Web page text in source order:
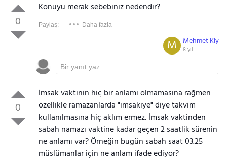
0
Konuyu merak sebebiniz nedendir?
Paylaş: Daha fazla
Mehmet Kly
8 yıl
M
0
İmsak vaktinin hiç bir anlamı olmamasına rağmen
özellikle ramazanlarda "imsakiye" diye takvim
kullanılmasına hiç aklım ermez. İmsak vaktinden
sabah namazı vaktine kadar geçen 2 saatlik sürenin
ne anlamı var? Örneğin bugün sabah saat 03.25
müslümanlar için ne anlam ifade ediyor?